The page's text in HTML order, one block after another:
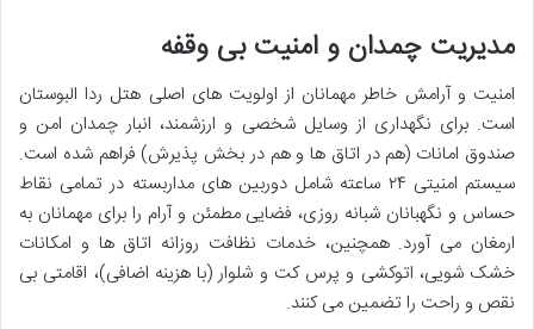
مدیریت چمدان و امنیت بی وقفه
امنیت و آرامش خاطر مهمانان از اولویت های اصلی هتل ردا البوستان
است. برای نگهداری از وسایل شخصی و ارزشمند، انبار چمدان امن و
صندوق امانات (هم در اتاق ها و هم در بخش پذیرش) فراهم شده است.
سیستم امنیتی ۲۴ ساعته شامل دوربین های مداربسته در تمامی نقاط
حساس و نگهبانان شبانه روزی، فضایی مطمئن و آرام را برای مهمانان به
ارمغان می آورد. همچنین، خدمات نظافت روزانه اتاق ها و امکانات
خشک شویی، اتوکشی و پرس کت و شلوار (با هزینه اضافی)، اقامتی بی
نقص و راحت را تضمین می کنند.